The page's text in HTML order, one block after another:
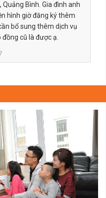
Bình. Gia đình anh
hình giờ đăng ký thêm
bổ sung thêm dịch vụ
cũ là được ạ.